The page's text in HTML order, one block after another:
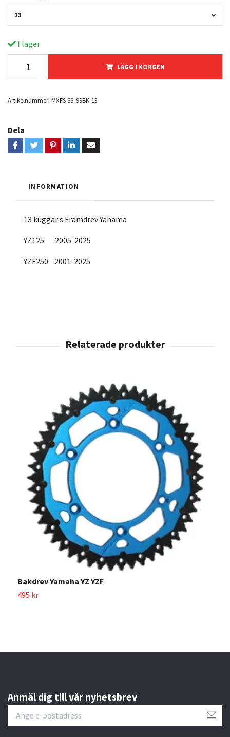
13
I lager
LÄGG I KORGEN
Artikelnummer: MXFS-33-99BK-13
Dela
INFORMATION
13 kuggar s Framdrev Yahama
YZ125 2005-2025
YZF250 2001-2025
Bakdrev Yamaha YZ YZF
495 kr
Anmäl dig till vår nyhetsbrev